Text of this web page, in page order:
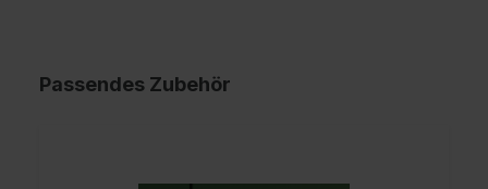
Passendes Zubehör